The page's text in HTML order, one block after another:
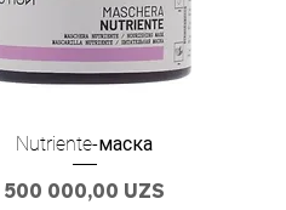
Nutriente-маска
Цена
500 000,00 UZS